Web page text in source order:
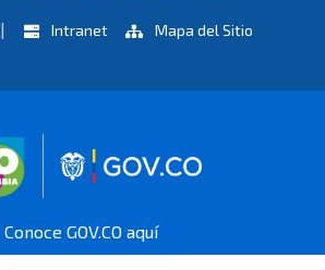
| Intranet Mapa del Sitio
Logo marca Colombia
Logo Gobierno
Conoce GOV.CO aquí